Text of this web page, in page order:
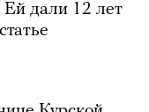
Ей дали 12 лет